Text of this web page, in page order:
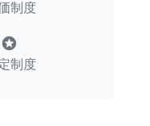
制度
stars
制度